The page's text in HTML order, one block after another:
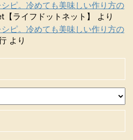
ピ。冷めても美味しい作り方の
【ライフドットネット】
より
ピ。冷めても美味しい作り方の
より